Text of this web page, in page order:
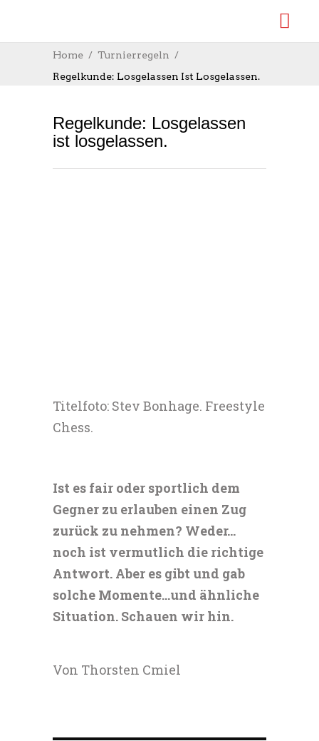
Home
Turnierregeln
Regelkunde: Losgelassen Ist Losgelassen.
Regelkunde: Losgelassen
ist losgelassen.
Titelfoto: Stev Bonhage. Freestyle
Chess.
Ist es fair oder sportlich dem
Gegner zu erlauben einen Zug
zurück zu nehmen? Weder…
noch ist vermutlich die richtige
Antwort. Aber es gibt und gab
solche Momente…und ähnliche
Situation. Schauen wir hin.
Von Thorsten Cmiel